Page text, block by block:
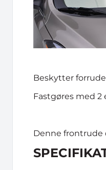
Beskytter
Fastgøres med 2
Denne